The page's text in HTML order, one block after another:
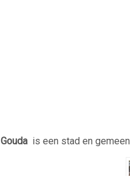
Gouda is een stad en